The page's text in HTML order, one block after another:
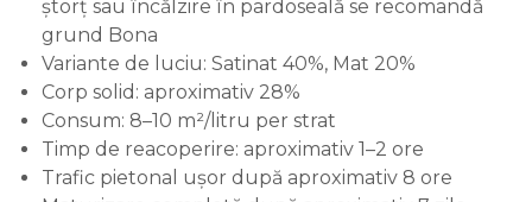
ștorț sau încălzire în pardoseală se recomandă
grund Bona
Variante de luciu: Satinat 40%, Mat 20%
Corp solid: aproximativ 28%
Consum: 8–10 m²/litru per strat
Timp de reacoperire: aproximativ 1–2 ore
Trafic pietonal ușor după aproximativ 8 ore